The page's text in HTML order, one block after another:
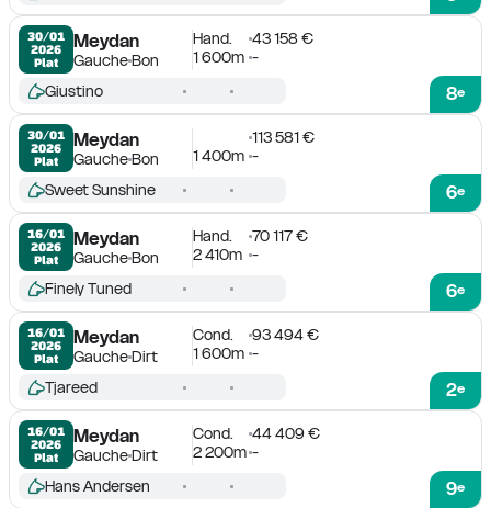
30/01
2026
Plat
Meydan
GaucheBon
Hand.
43 158 €
1 600m -
8e
Giustino
30/01
2026
Plat
Meydan
GaucheBon
113 581 €
1 400m -
6e
Sweet Sunshine
16/01
2026
Plat
Meydan
GaucheBon
Hand.
70 117 €
2 410m -
6e
Finely Tuned
16/01
2026
Plat
Meydan
GaucheDirt
Cond.
93 494 €
1 600m -
2e
Tjareed
16/01
2026
Plat
Meydan
GaucheDirt
Cond.
44 409 €
2 200m -
9e
Hans Andersen